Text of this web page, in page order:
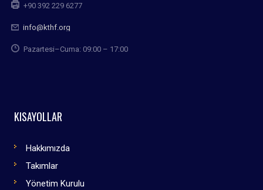
+90 392 229 6277
info@kthf.org
Pazartesi–Cuma: 09:00 – 17:00
KISAYOLLAR
Hakkımızda
Takımlar
Yönetim Kurulu